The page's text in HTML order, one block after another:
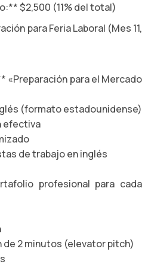
$2,500 (11% del total)
para Feria Laboral (Mes 11,
«Preparación para el Mercado
(formato estadounidense)
efectiva
de trabajo en inglés
profesional para cada
de 2 minutos (elevator pitch)